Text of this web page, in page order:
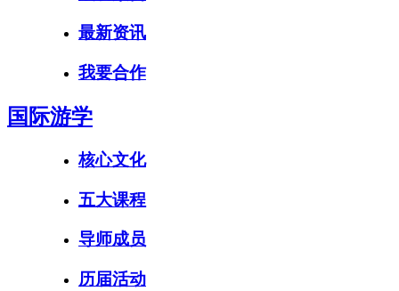
最新资讯
我要合作
国际游学
核心文化
五大课程
导师成员
历届活动